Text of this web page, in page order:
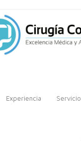
Experiencia